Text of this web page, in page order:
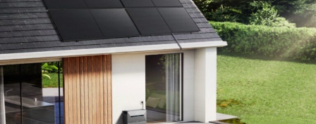
Voici les 20 sujets les plus populaires, agrégés à partir
des 100 000 pages, ainsi que le nombre de publications
traitant de chaque sujet :